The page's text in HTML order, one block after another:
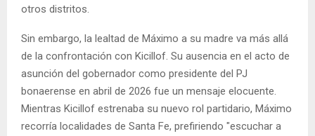
otros distritos.
Sin embargo, la lealtad de Máximo a su madre va más allá
de la confrontación con Kicillof. Su ausencia en el acto de
asunción del gobernador como presidente del PJ
bonaerense en abril de 2026 fue un mensaje elocuente.
Mientras Kicillof estrenaba su nuevo rol partidario, Máximo
recorría localidades de Santa Fe, prefiriendo "escuchar a